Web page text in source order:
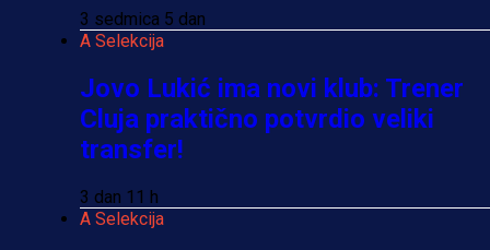
3 sedmica 5 dan
A Selekcija
Jovo Lukić ima novi klub: Trener
Cluja praktično potvrdio veliki
transfer!
3 dan 11 h
A Selekcija